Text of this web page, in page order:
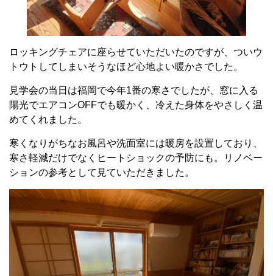
ロッキングチェアに座らせていただいたのですが、ついウ
トウトしてしまいそうなほど心地よい暖かさでした。
見学会の当日は福岡で今年1番の寒さでしたが、窓に入る
陽光でエアコンOFFでも暖かく、冷えた身体をやさしく温
めてくれました。
寒くなりがちなお風呂や洗面室には暖房を設置しており、
寒さ軽減だけでなくヒートショックの予防にも。リノベー
ションの参考として見ていただきました。